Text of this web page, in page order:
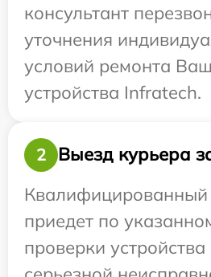
консультант
уточнения
условий ремонта
устройства Infratech.
2
Выезд курьера
приедет по
проверки